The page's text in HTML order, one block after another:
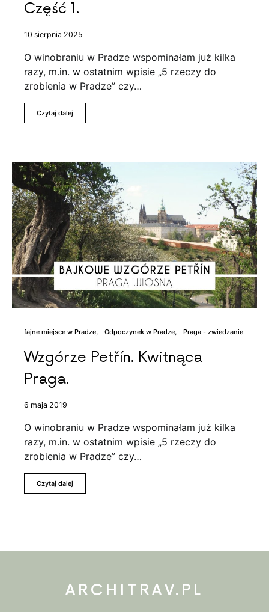
Część 1.
10 sierpnia 2025
O winobraniu w Pradze wspominałam już kilka
razy, m.in. w ostatnim wpisie „5 rzeczy do
zrobienia w Pradze” czy…
Czytaj dalej
fajne miejsce w Pradze Odpoczynek w Pradze Praga - zwiedzanie
Wzgórze Petřín. Kwitnąca
Praga.
6 maja 2019
O winobraniu w Pradze wspominałam już kilka
razy, m.in. w ostatnim wpisie „5 rzeczy do
zrobienia w Pradze” czy…
Czytaj dalej
ARCHITRAV.PL